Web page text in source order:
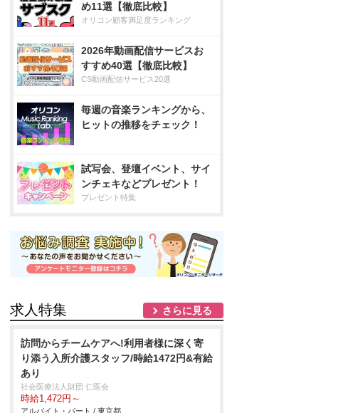
め11選【徹底比較】
オリコン顧客満足度ランキング
2026年動画配信サービスお
すすめ40選【徹底比較】
CS動画配信サービス20選
毎週の音楽ランキングから、
ヒットの推移をチェック！
試写会、登壇イベント、サイ
ンチェキなどプレゼント！
プレゼント特集
求人特集 さらに見る
訪問からチームケアへ!利用者様に深く寄
り添う入所介護スタッフ/時給1472円&有給
あり
社会医療法人財団 仁医会
時給1,472円～
アルバイト・パート / 東京都